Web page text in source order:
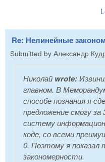
Re: Нелинейные
Submitted by Александр
Николай wrote:
главном. В
способе познания я
предложение смогу
систему
коде, со всеми
0. Поэтому я показал
закономерности.